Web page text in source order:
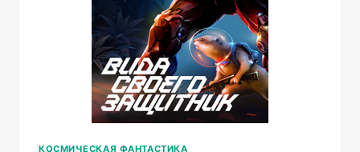
КОСМИЧЕСКАЯ ФАНТАСТИКА